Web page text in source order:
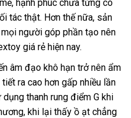
đặt
mua
, hạnh phúc chưa từng có
tác thậtđẹp
. phân
phối
Hơn thế nữabảng
giá
, sản
giá
bán
lẻ
mọi người góp phần tạo nên
giá rẻ đã
qua
dụng
hiện nay.
âm đạo khô hạn trở nên ẩm
ra cao hơn gấp nhiều lần
dụng thanh rung điểm G khi
toàn
tiki
, khi lại thấy ồ ạt chẳng